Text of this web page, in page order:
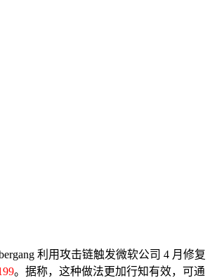
利用攻击链触发微软公司 4 月修复
。据称，这种做法更加行知有效，可通